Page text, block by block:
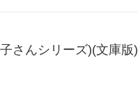
さんシリーズ)(文庫版)